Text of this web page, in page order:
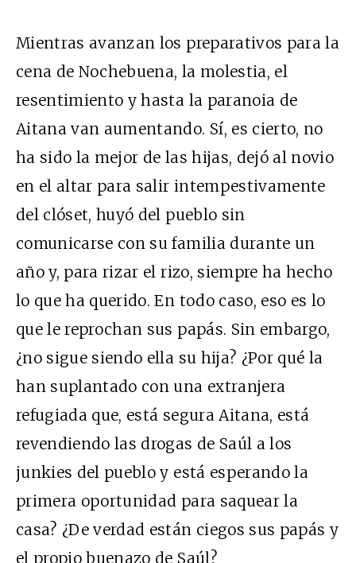
Mientras avanzan los preparativos para la
cena de Nochebuena, la molestia, el
resentimiento y hasta la paranoia de
Aitana van aumentando. Sí, es cierto, no
ha sido la mejor de las hijas, dejó al novio
en el altar para salir intempestivamente
del clóset, huyó del pueblo sin
comunicarse con su familia durante un
año y, para rizar el rizo, siempre ha hecho
lo que ha querido. En todo caso, eso es lo
que le reprochan sus papás. Sin embargo,
¿no sigue siendo ella su hija? ¿Por qué la
han suplantado con una extranjera
refugiada que, está segura Aitana, está
revendiendo las drogas de Saúl a los
junkies del pueblo y está esperando la
primera oportunidad para saquear la
casa? ¿De verdad están ciegos sus papás y
el propio buenazo de Saúl?